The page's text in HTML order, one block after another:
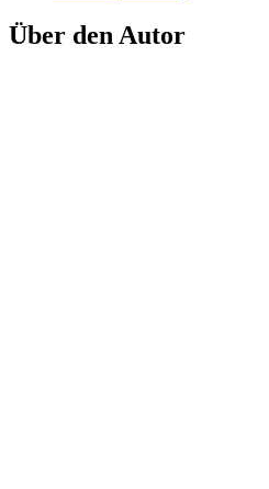
Über den Autor